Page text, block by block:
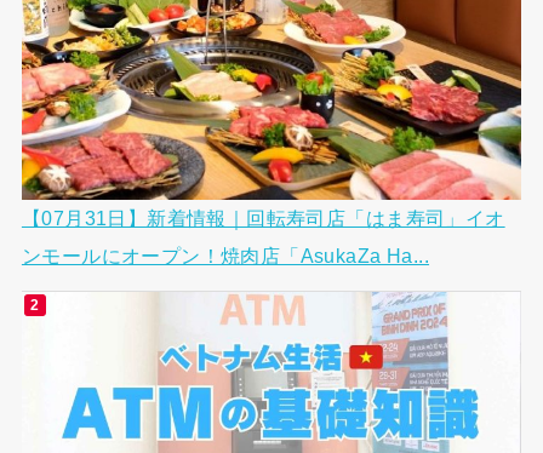
【07月31日】新着情報｜回転寿司店「はま寿司」イオ
ンモールにオープン！焼肉店「AsukaZa Ha...